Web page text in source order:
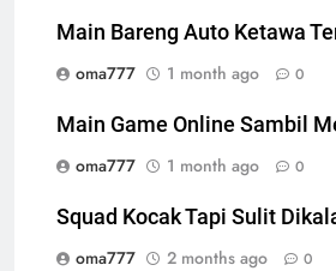
Main Bareng Auto Ketawa
oma777
1 month ago 0
Main Game Online Sambil
oma777
1 month ago 0
Squad Kocak Tapi Sulit
oma777
2 months ago 0